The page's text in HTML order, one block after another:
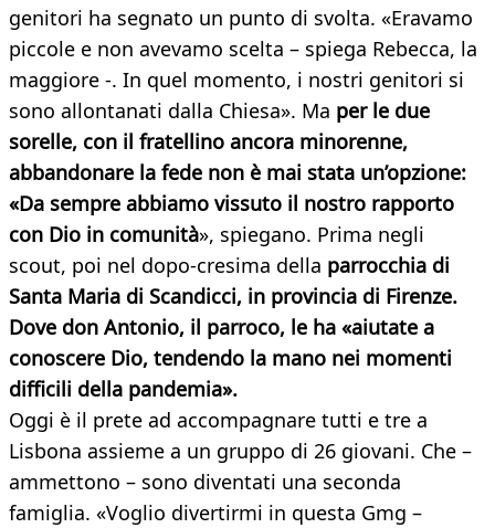
genitori ha segnato un punto di svolta. «Eravamo
piccole e non avevamo scelta – spiega Rebecca, la
maggiore -. In quel momento, i nostri genitori si
sono allontanati dalla Chiesa». Ma per le due
sorelle, con il fratellino ancora minorenne,
abbandonare la fede non è mai stata un’opzione:
«Da sempre abbiamo vissuto il nostro rapporto
con Dio in comunità», spiegano. Prima negli
scout, poi nel dopo-cresima della parrocchia di
Santa Maria di Scandicci, in provincia di Firenze.
Dove don Antonio, il parroco, le ha «aiutate a
conoscere Dio, tendendo la mano nei momenti
difficili della pandemia».
Oggi è il prete ad accompagnare tutti e tre a
Lisbona assieme a un gruppo di 26 giovani. Che –
ammettono – sono diventati una seconda
famiglia. «Voglio divertirmi in questa Gmg –